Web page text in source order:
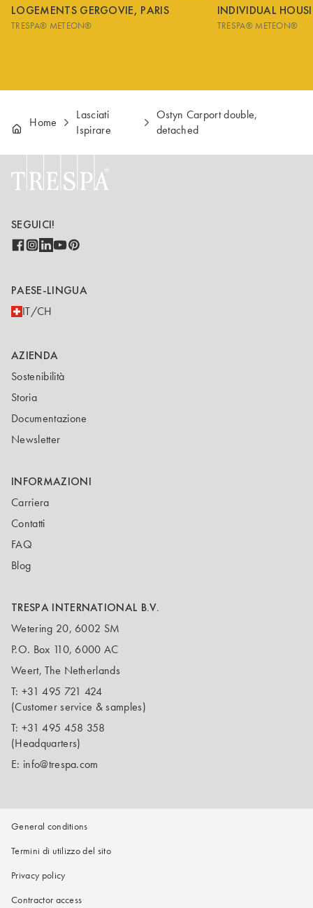
LOGEMENTS GERGOVIE, PARIS
TRESPA® METEON®
INDIVIDUAL
TRESPA® METEON®
Home
Lasciati
Ispirare
Ostyn Carport double,
detached
SEGUICI!
PAESE-LINGUA
IT/CH
AZIENDA
Sostenibilità
Storia
Documentazione
Newsletter
INFORMAZIONI
Carriera
Contatti
FAQ
Blog
TRESPA INTERNATIONAL B.V.
Wetering 20, 6002 SM
P.O. Box 110, 6000 AC
Weert, The Netherlands
T: +31 495 721 424
(Customer service & samples)
T: +31 495 458 358
(Headquarters)
E: info@trespa.com
General conditions
Termini di utilizzo del sito
Privacy policy
Contractor access